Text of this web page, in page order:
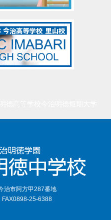
市阿方甲287番地
25-6388